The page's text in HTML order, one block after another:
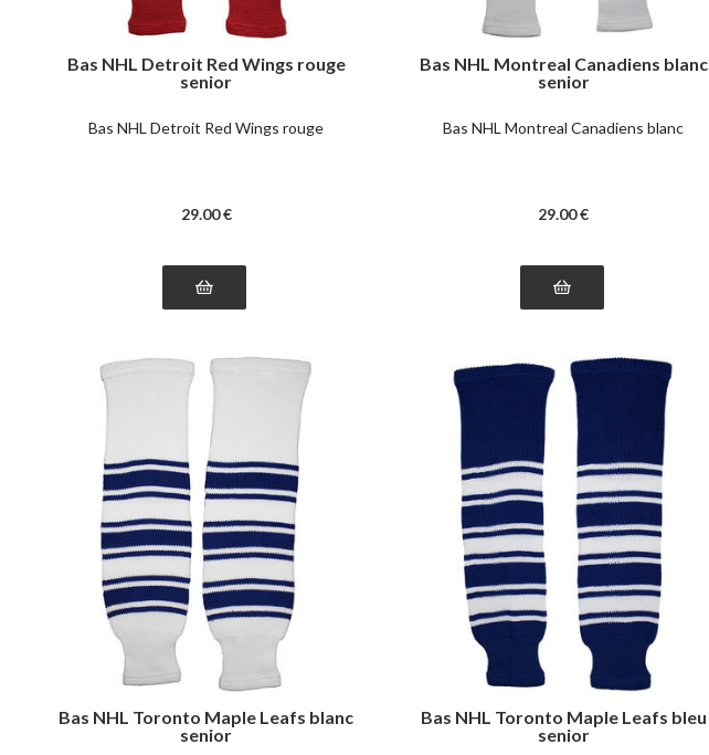
Bas NHL Detroit Red Wings rouge
senior
Bas NHL Detroit Red Wings rouge
29.00€
Bas NHL Montreal Canadiens blanc
senior
Bas NHL Montreal Canadiens blanc
29.00€
Bas NHL Toronto Maple Leafs blanc
senior
Bas NHL Toronto Maple Leafs bleu
senior